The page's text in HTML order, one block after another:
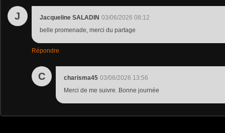
J Jacqueline SALADIN 03/06/2026 08:12
belle promenade, merci du partage
Répondre
C charisma45 03/06/2026 13:56
Merci de me suivre. Bonne journée